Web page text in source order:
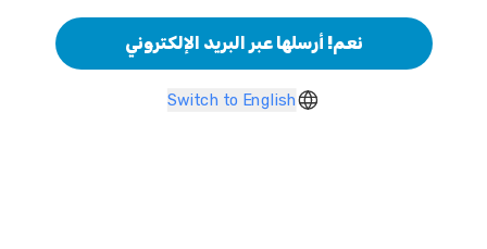
نعم! أرسلها عبر البريد الإلكتروني
Switch to English